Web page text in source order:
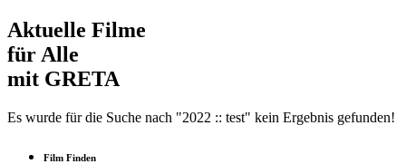
Aktuelle Filme
für Alle
mit GRETA
Es wurde für die Suche nach "2022 :: test" kein Ergebnis gefunden!
Film Finden